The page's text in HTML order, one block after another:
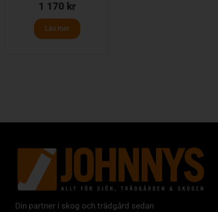
1 170 kr
Läs mer
Din partner i skog och trädgård sedan